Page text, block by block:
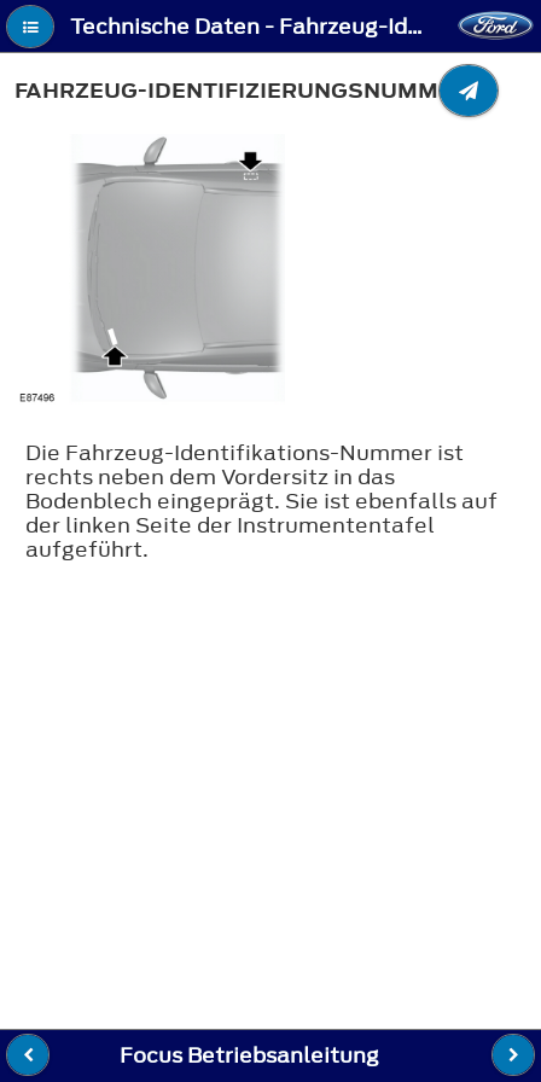
Technische Daten - Fahrzeug-Identifizierungsnummer
FAHRZEUG-IDENTIFIZIERUNGSNUMMER
Die Fahrzeug-Identifikations-Nummer ist
rechts neben dem Vordersitz in das
Bodenblech eingeprägt. Sie ist ebenfalls auf
der linken Seite der Instrumententafel
aufgeführt.
Focus Betriebsanleitung